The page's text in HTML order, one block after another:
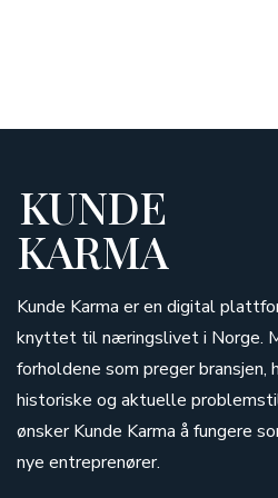
KUNDE
KARMA
Kunde Karma er en digital
knyttet til næringslivet i Norge.
forholdene som preger bransjen,
historiske og aktuelle
ønsker Kunde Karma å fungere
nye entreprenører.